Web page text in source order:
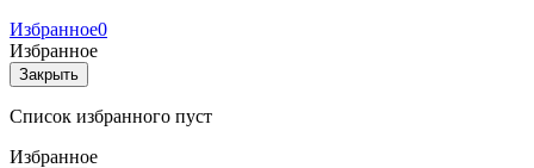
Избранное0
Избранное
Закрыть
Список избранного пуст
Избранное